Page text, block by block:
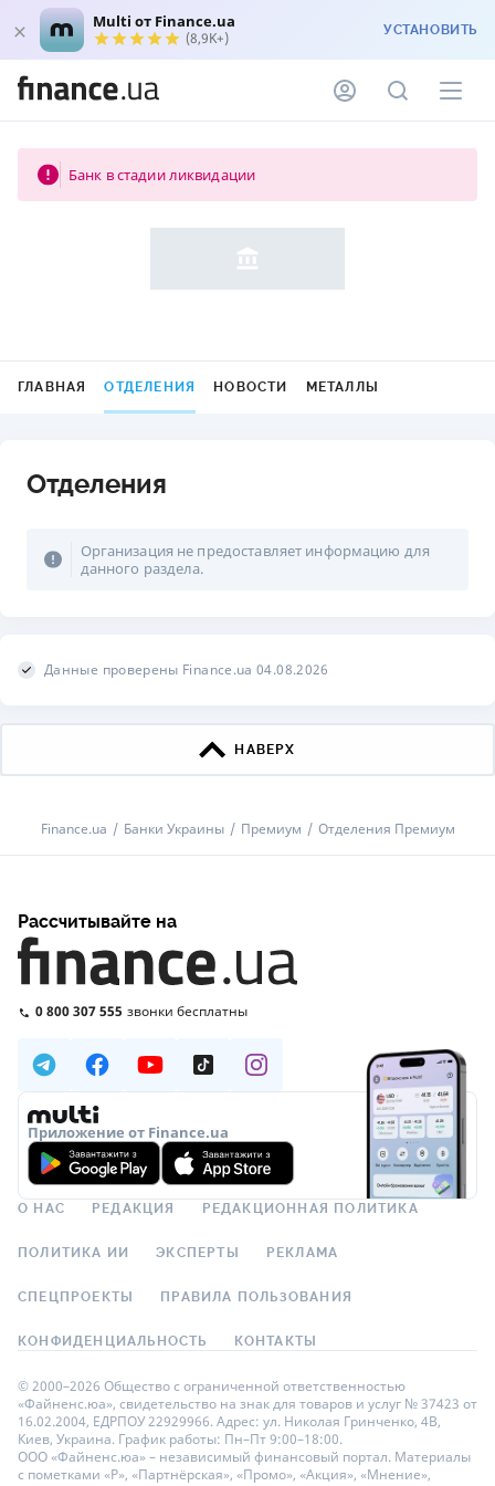
Multi от Finance.ua
(8,9K+) УСТАНОВИТЬ
Банк в стадии ликвидации
ГЛАВНАЯ ОТДЕЛЕНИЯ НОВОСТИ МЕТАЛЛЫ
Отделения
Организация не предоставляет информацию для
данного раздела.
Данные проверены Finance.ua 04.08.2026
НАВЕРХ
Finance.ua Банки Украины Премиум Отделения Премиум
Рассчитывайте на
0 800 307 555 звонки бесплатны
Приложение от Finance.ua
О НАС РЕДАКЦИЯ РЕДАКЦИОННАЯ ПОЛИТИКА
ПОЛИТИКА ИИ ЭКСПЕРТЫ РЕКЛАМА
СПЕЦПРОЕКТЫ ПРАВИЛА ПОЛЬЗОВАНИЯ
КОНФИДЕНЦИАЛЬНОСТЬ КОНТАКТЫ
© 2000–2026 Общество с ограниченной ответственностью
«Файненс.юа», свидетельство на знак для товаров и услуг № 37423 от
16.02.2004, ЕДРПОУ 22929966. Адрес: ул. Николая Гринченко, 4В,
Киев, Украина. График работы: Пн–Пт 9:00–18:00.
ООО «Файненс.юа» – независимый финансовый портал. Материалы
с пометками «Р», «Партнёрская», «Промо», «Акция», «Мнение»,